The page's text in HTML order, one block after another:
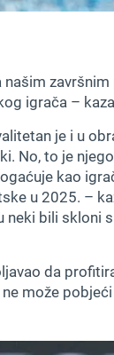
igrača –
je i u
No, to je
kao
u 2025. –
bili skloni
da
može